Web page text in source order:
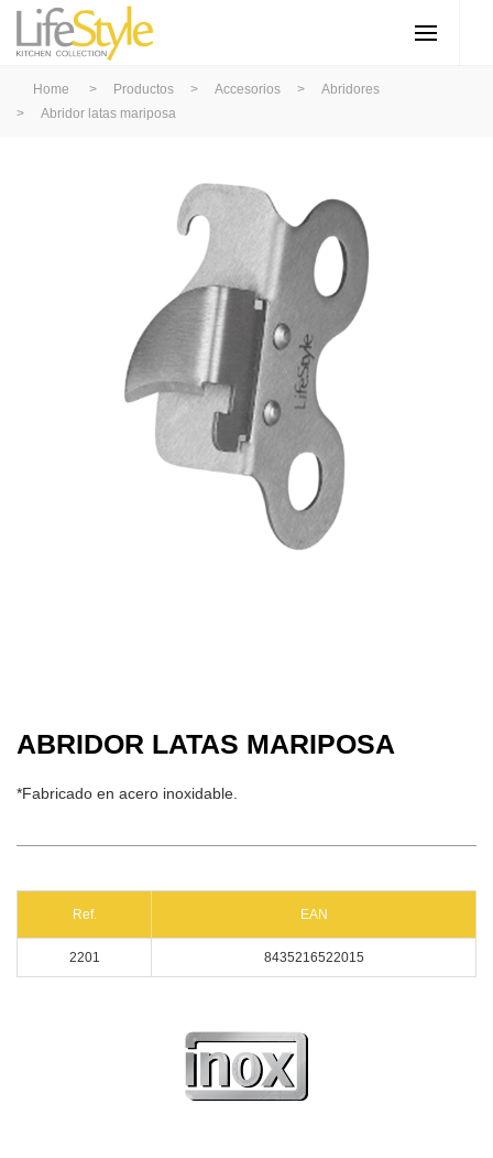
Home > Productos > Accesorios >
Abridores
>
Abridor latas mariposa
ABRIDOR LATAS MARIPOSA
*Fabricado en acero inoxidable.
Ref. EAN
2201 8435216522015